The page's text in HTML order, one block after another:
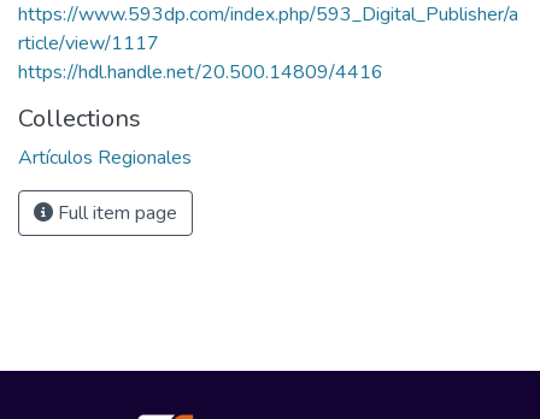
https://www.593dp.com/index.php/593_Digital_Publisher/a
rticle/view/1117
https://hdl.handle.net/20.500.14809/4416
Collections
Artículos Regionales
Full item page